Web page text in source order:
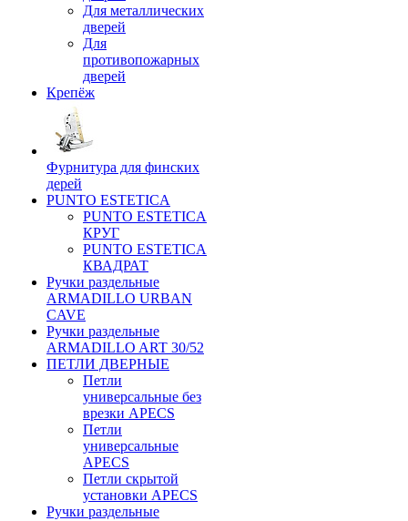
Для металлических
дверей
Для
противопожарных
дверей
Крепёж
Фурнитура для финских
дерей
PUNTO ESTETICA
PUNTO ESTETICA
КРУГ
PUNTO ESTETICA
КВАДРАТ
Ручки раздельные
ARMADILLO URBAN
CAVE
Ручки раздельные
ARMADILLO ART 30/52
ПЕТЛИ ДВЕРНЫЕ
Петли
универсальные без
врезки APECS
Петли
универсальные
APECS
Петли скрытой
установки APECS
Ручки раздельные